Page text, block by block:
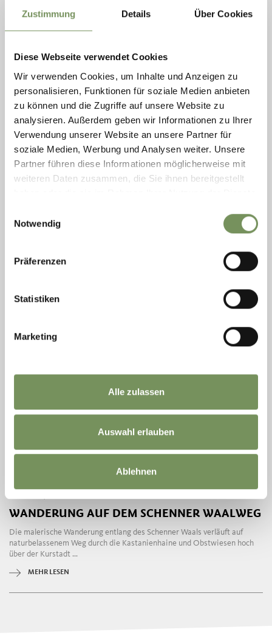
Zustimmung Details Über Cookies
Diese Webseite verwendet Cookies
Wir verwenden Cookies, um Inhalte und Anzeigen zu
personalisieren, Funktionen für soziale Medien anbieten
zu können und die Zugriffe auf unsere Website zu
analysieren. Außerdem geben wir Informationen zu Ihrer
Verwendung unserer Website an unsere Partner für
soziale Medien, Werbung und Analysen weiter. Unsere
Partner führen diese Informationen möglicherweise mit
weiteren Daten zusammen, die Sie ihnen bereitgestellt
Notwendig
Präferenzen
Statistiken
Marketing
Alle zulassen
Auswahl erlauben
Ablehnen
geöffnet
VON SCHENNA ÜBER DEN MAISER WAALWEG
NACH SALTAUS
Diese leichte, im Wesentlichen flach verlaufende Wanderung führt durch
die Wiesen und Wälder entlang des Maiser Waals und ist vor allem bei
geöffnet
WANDERUNG AUF DEM SCHENNER WAALWEG
Die malerische Wanderung entlang des Schenner Waals verläuft auf
naturbelassenem Weg durch die Kastanienhaine und Obstwiesen hoch
über der Kurstadt ...
MEHR LESEN